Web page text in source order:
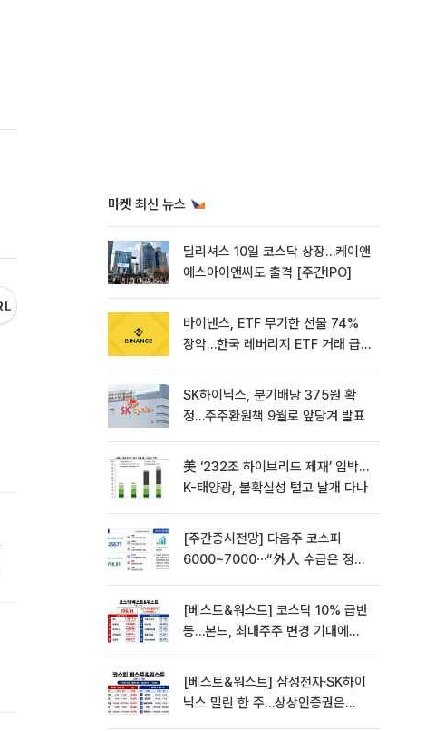
마켓 최신 뉴스
딜리셔스 10일 코스닥 상장…케이앤
에스아이앤씨도 출격 [주간IPO]
바이낸스, ETF 무기한 선물 74%
장악…한국 레버리지 ETF 거래 급
SK하이닉스, 분기배당 375원 확
정…주주환원책 9월로 앞당겨 발표
美 ‘232조 하이브리드 제재’ 임박…
K-태양광, 불확실성 털고 날개 다나
[주간증시전망] 다음주 코스피
6000~7000⋯“外人 수급은 정책
[베스트&워스트] 코스닥 10% 급반
등…본느, 최대주주 변경 기대에
[베스트&워스트] 삼성전자·SK하이
닉스 밀린 한 주…상상인증권은